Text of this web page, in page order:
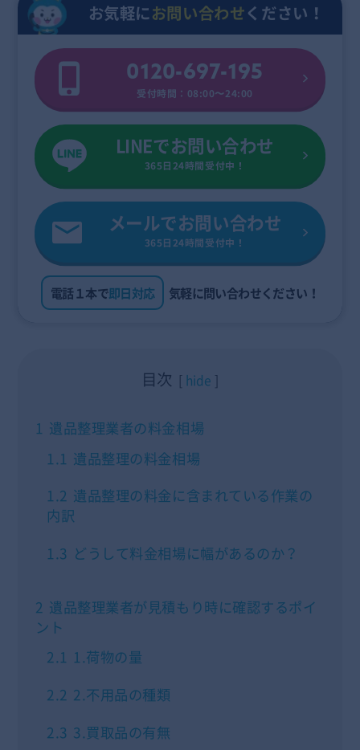
お気軽にお問い合わせください！
0120-697-195
受付時間：08:00〜24:00
LINEでお問い合わせ
365日24時間受付中！
メールでお問い合わせ
365日24時間受付中！
電話１本で即日対応 気軽に問い合わせください！
目次 hide
1 遺品整理業者の料金相場
1.1 遺品整理の料金相場
1.2 遺品整理の料金に含まれている作業の
内訳
1.3 どうして料金相場に幅があるのか？
2 遺品整理業者が見積もり時に確認するポイ
ント
2.1 1.荷物の量
2.2 2.不用品の種類
2.3 3.買取品の有無